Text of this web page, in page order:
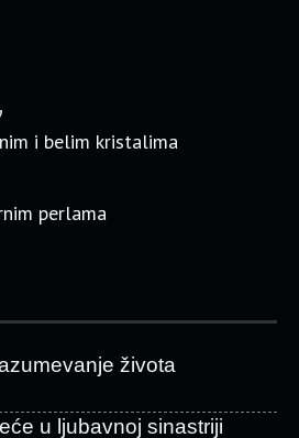
i belim kristalima
perlama
života
u ljubavnoj sinastriji